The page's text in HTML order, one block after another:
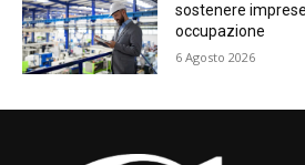
sostenere
occupazione
6 Agosto 2026